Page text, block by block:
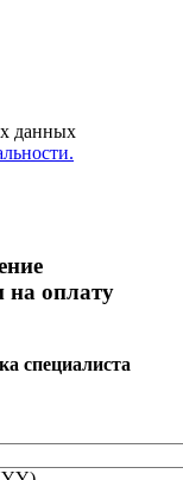
данных
на оплату
специалиста